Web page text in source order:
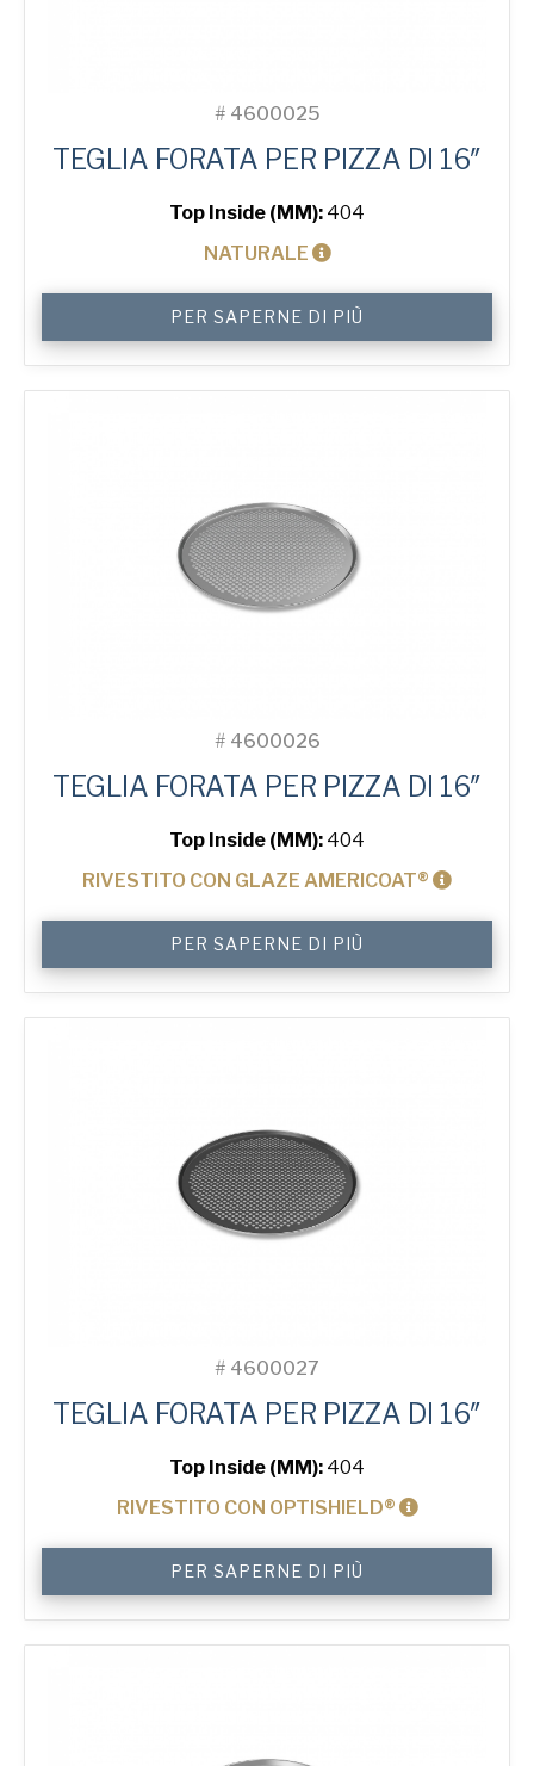
# 4600025
TEGLIA FORATA PER PIZZA DI 16″
Top Inside (MM): 404
NATURALE
Pizza
Tray
quantità
PER SAPERNE DI PIÙ
# 4600026
TEGLIA FORATA PER PIZZA DI 16″
Top Inside (MM): 404
RIVESTITO CON GLAZE AMERICOAT®
Pizza
Tray
quantità
PER SAPERNE DI PIÙ
# 4600027
TEGLIA FORATA PER PIZZA DI 16″
Top Inside (MM): 404
RIVESTITO CON OPTISHIELD®
Pizza
Tray
quantità
PER SAPERNE DI PIÙ